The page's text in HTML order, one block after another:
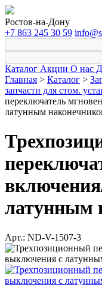
Ростов-на-Дону
+7 863 245 30 59
Каталог Акции О нас
Главная > Каталог >
запчасти для стом.
переключатель
латунным
латунным
Арт.: ND-V-1507-3